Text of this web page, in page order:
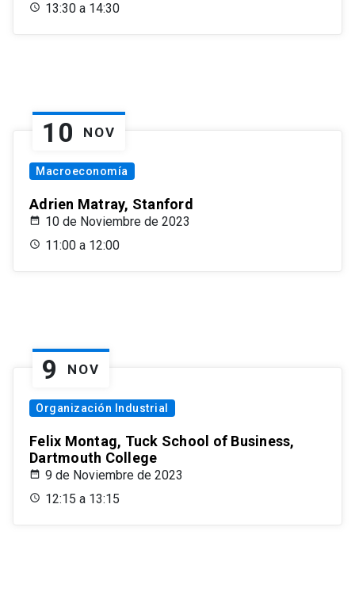
13:30 a 14:30
10 NOV
Macroeconomía
Adrien Matray, Stanford
10 de Noviembre de 2023
11:00 a 12:00
9 NOV
Organización Industrial
Felix Montag, Tuck School of Business,
Dartmouth College
9 de Noviembre de 2023
12:15 a 13:15